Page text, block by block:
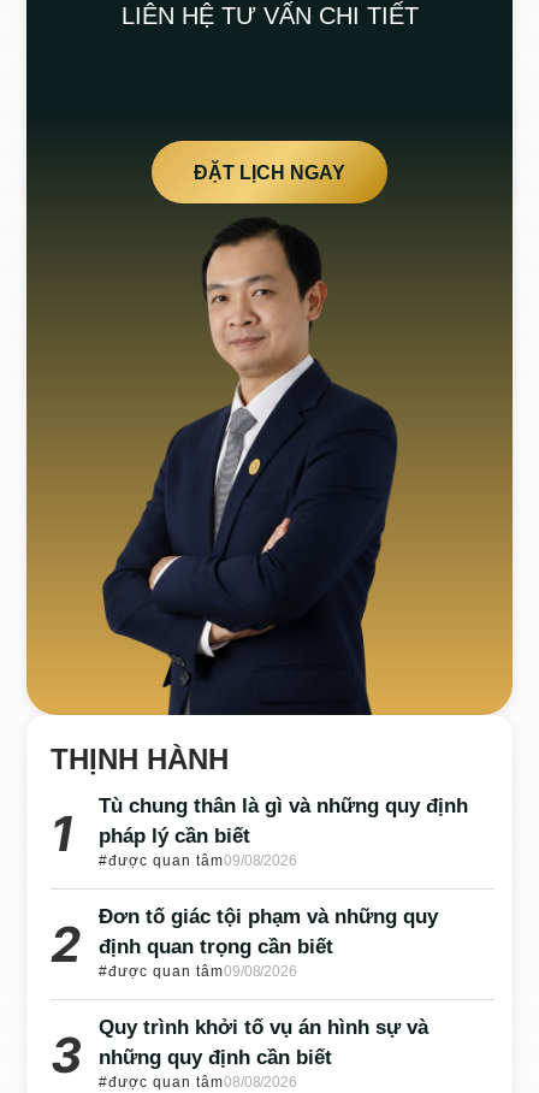
LIÊN HỆ TƯ VẤN CHI TIẾT
ĐẶT LỊCH NGAY
THỊNH HÀNH
Tù chung thân là gì và những quy định
pháp lý cần biết
#được quan tâm09/08/2026
Đơn tố giác tội phạm và những quy
định quan trọng cần biết
#được quan tâm09/08/2026
Quy trình khởi tố vụ án hình sự và
những quy định cần biết
#được quan tâm08/08/2026